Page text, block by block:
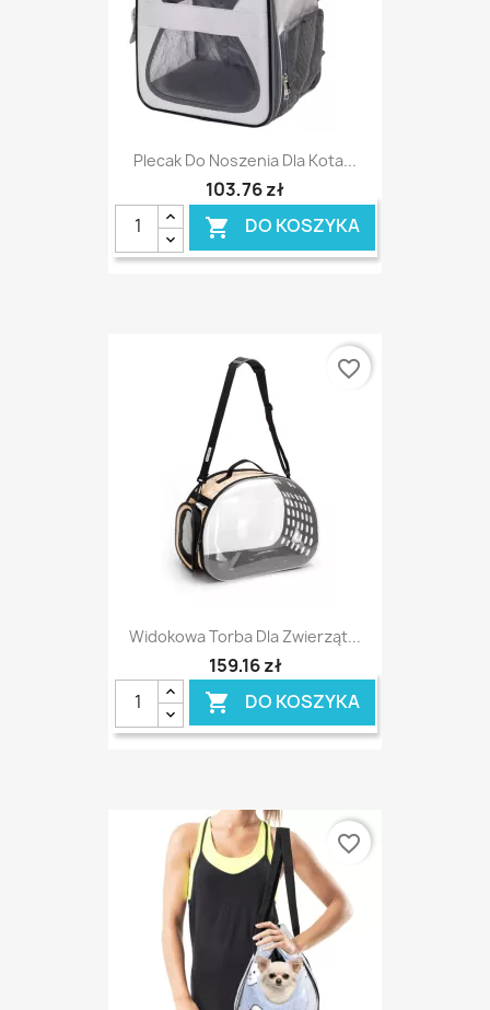
Plecak Do Noszenia Dla Kota...
103,76 zł
 DO KOSZYKA
Widokowa Torba Dla Zwierząt...
159,16 zł
 DO KOSZYKA
favorite_border
favorite_border